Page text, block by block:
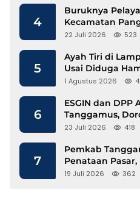
4
Buruknya
Kecamatan
Disdukcapil
22 Juli 2026 523
5
Ayah Tiri di
Usai Diduga
1 Agustus 2026
6
ESGIN dan DPP
Tanggamus,
Berbasis Kopi
23 Juli 2026 418
7
Pemkab
Penataan
Tempati Pasar
19 Juli 2026 362